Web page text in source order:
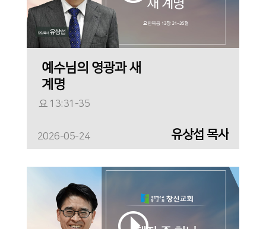
예수님의 영광과 새
계명
요 13:31-35
2026-05-24 유상섭 목사